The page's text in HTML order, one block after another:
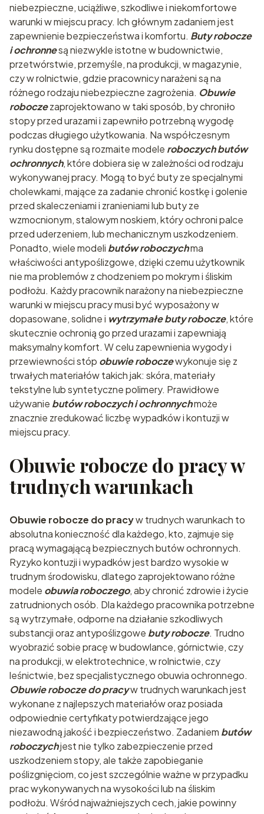
niebezpieczne, uciążliwe, szkodliwe i niekomfortowe
warunki w miejscu pracy. Ich głównym zadaniem jest
zapewnienie bezpieczeństwa i komfortu. Buty robocze
i ochronnesą niezwykle istotne w budownictwie,
przetwórstwie, przemyśle, na produkcji, w magazynie,
czy w rolnictwie, gdzie pracownicy narażeni są na
różnego rodzaju niebezpieczne zagrożenia. Obuwie
roboczezaprojektowano w taki sposób, by chroniło
stopy przed urazami i zapewniło potrzebną wygodę
podczas długiego użytkowania. Na współczesnym
rynku dostępne są rozmaite modele roboczych butów
ochronnych, które dobiera się w zależności od rodzaju
wykonywanej pracy. Mogą to być buty ze specjalnymi
cholewkami, mające za zadanie chronić kostkę i golenie
przed skaleczeniami i zranieniami lub buty ze
wzmocnionym, stalowym noskiem, który ochroni palce
przed uderzeniem, lub mechanicznym uszkodzeniem.
Ponadto, wiele modeli butów roboczychma
właściwości antypoślizgowe, dzięki czemu użytkownik
nie ma problemów z chodzeniem po mokrym i śliskim
podłożu. Każdy pracownik narażony na niebezpieczne
warunki w miejscu pracy musi być wyposażony w
dopasowane, solidne i wytrzymałe buty robocze, które
skutecznie ochronią go przed urazami i zapewniają
maksymalny komfort. W celu zapewnienia wygody i
przewiewności stóp obuwie roboczewykonuje się z
trwałych materiałów takich jak: skóra, materiały
tekstylne lub syntetyczne polimery. Prawidłowe
używanie butów roboczych i ochronnychmoże
znacznie zredukować liczbę wypadków i kontuzji w
miejscu pracy.
Obuwie robocze do pracy w
trudnych warunkach
Obuwie robocze do pracyw trudnych warunkach to
absolutna konieczność dla każdego, kto, zajmuje się
pracą wymagającą bezpiecznych butów ochronnych.
Ryzyko kontuzji i wypadków jest bardzo wysokie w
trudnym środowisku, dlatego zaprojektowano różne
modele obuwia roboczego, aby chronić zdrowie i życie
zatrudnionych osób. Dla każdego pracownika potrzebne
są wytrzymałe, odporne na działanie szkodliwych
substancji oraz antypoślizgowe buty robocze. Trudno
wyobrazić sobie pracę w budowlance, górnictwie, czy
na produkcji, w elektrotechnice, w rolnictwie, czy
leśnictwie, bez specjalistycznego obuwia ochronnego.
Obuwie robocze do pracyw trudnych warunkach jest
wykonane z najlepszych materiałów oraz posiada
odpowiednie certyfikaty potwierdzające jego
niezawodną jakość i bezpieczeństwo. Zadaniem butów
roboczychjest nie tylko zabezpieczenie przed
uszkodzeniem stopy, ale także zapobieganie
poślizgnięciom, co jest szczególnie ważne w przypadku
prac wykonywanych na wysokości lub na śliskim
podłożu. Wśród najważniejszych cech, jakie powinny